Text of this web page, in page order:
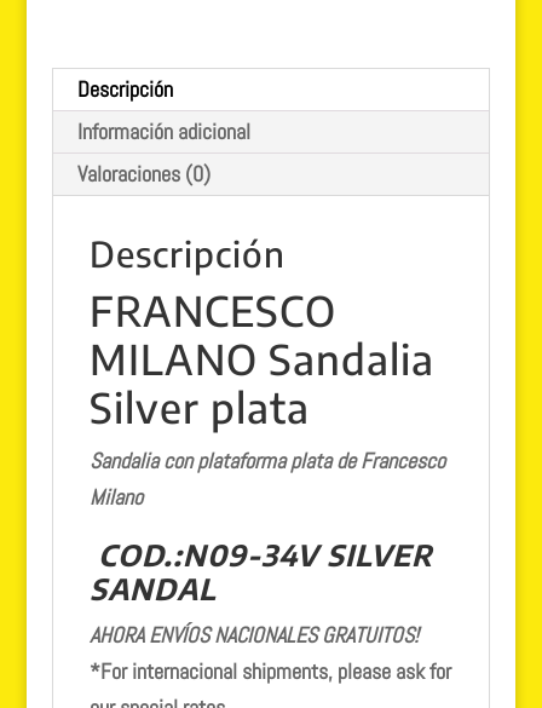
Descripción
Información adicional
Valoraciones (0)
Descripción
FRANCESCO
MILANO Sandalia
Silver plata
Sandalia con plataforma plata de Francesco
Milano
COD.:N09-34V SILVER
SANDAL
AHORA ENVÍOS NACIONALES GRATUITOS!
*For internacional shipments, please ask for